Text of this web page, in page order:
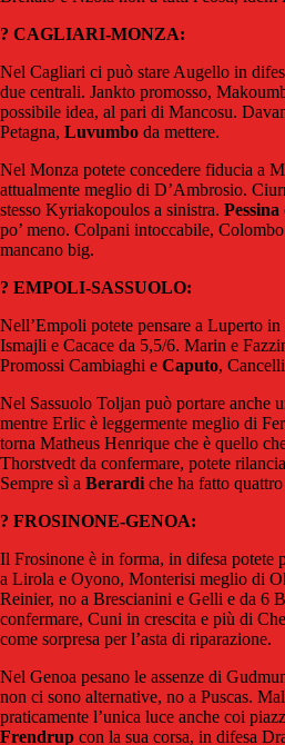
? CAGLIARI-MONZA:
Nel Cagliari ci può stare Augello in
due centrali. Jankto promosso,
possibile idea, al pari di Mancosu.
Petagna, Luvumbo da mettere.
Nel Monza potete concedere fiducia a
attualmente meglio di D’Ambrosio.
stesso Kyriakopoulos a sinistra. Pessina
po’ meno. Colpani intoccabile,
mancano big.
? EMPOLI-SASSUOLO:
Nell’Empoli potete pensare a Luperto
Ismajli e Cacace da 5,5/6. Marin e
Promossi Cambiaghi e Caputo,
Nel Sassuolo Toljan può portare anche
mentre Erlic è leggermente meglio di
torna Matheus Henrique che è quello
Thorstvedt da confermare, potete
Sempre sì a Berardi che ha fatto
? FROSINONE-GENOA:
Il Frosinone è in forma, in difesa potete
a Lirola e Oyono, Monterisi meglio di
Reinier, no a Brescianini e Gelli e da 6
confermare, Cuni in crescita e più di
come sorpresa per l’asta di riparazione.
Nel Genoa pesano le assenze di
non ci sono alternative, no a Puscas.
praticamente l’unica luce anche coi
Frendrup con la sua corsa, in difesa